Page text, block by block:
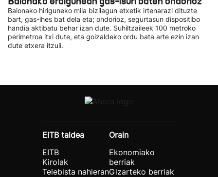
Baionako hiriguneko mila bizilagun etxetik irtenarazi dituzte
bart, gas-ihes bat dela eta; ondorioz, segurtasun dispositibo
handia aktibatu behar izan dute. Suhiltzaileek 100 metroko
perimetroa itxi dute, eta goizaldeko ordu bata arte ezin izan
dute etxera itzuli.
EITB taldea
EITB
Kirolak
Telebista nahieran
Orain
Ekonomiako
berriak
Gizarteko berriak